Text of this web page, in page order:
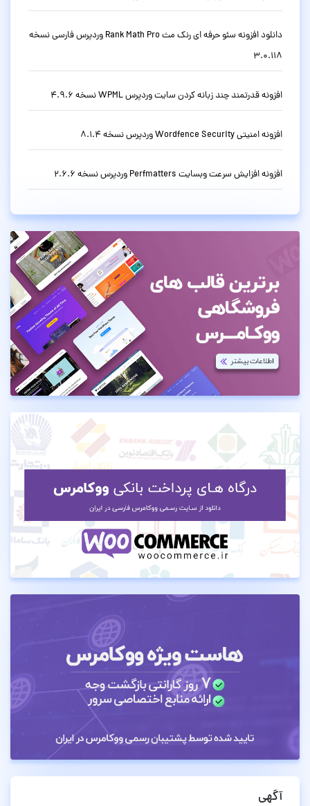
دانلود افزونه سئو حرفه ای رنک مث Rank Math Pro وردپرس فارسی نسخه
3.0.118
افزونه قدرتمند چند زبانه کردن سایت وردپرس WPML نسخه 4.9.6
افزونه امنیتی Wordfence Security وردپرس نسخه 8.1.4
افزونه افزایش سرعت وبسایت Perfmatters وردپرس نسخه 2.6.6
آگهی